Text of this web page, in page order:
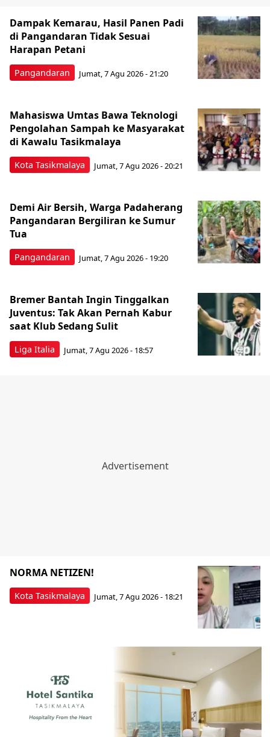
Pangandaran
Dampak Kemarau, Hasil Panen Padi
di Pangandaran Tidak Sesuai
Harapan Petani
Jumat, 7 Agu 2026 - 21:20
Kota Tasikmalaya
Mahasiswa Umtas Bawa Teknologi
Pengolahan Sampah ke Masyarakat
di Kawalu Tasikmalaya
Jumat, 7 Agu 2026 - 20:21
Pangandaran
Demi Air Bersih, Warga Padaherang
Pangandaran Bergiliran ke Sumur
Tua
Jumat, 7 Agu 2026 - 19:20
Liga Italia
Bremer Bantah Ingin Tinggalkan
Juventus: Tak Akan Pernah Kabur
saat Klub Sedang Sulit
Jumat, 7 Agu 2026 - 18:57
Kota Tasikmalaya
NORMA NETIZEN!
Jumat, 7 Agu 2026 - 18:21